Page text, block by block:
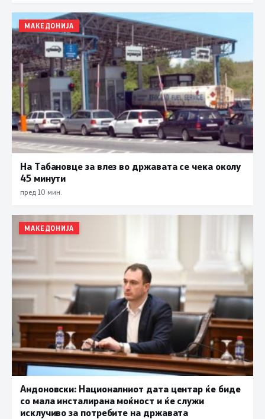
МАКЕДОНИЈА
На Табановце за влез во државата се чека околу
45 минути
пред 10 мин.
МАКЕДОНИЈА
Андоновски: Националниот дата центар ќе биде
со мала инсталирана моќност и ќе служи
исклучиво за потребите на државата